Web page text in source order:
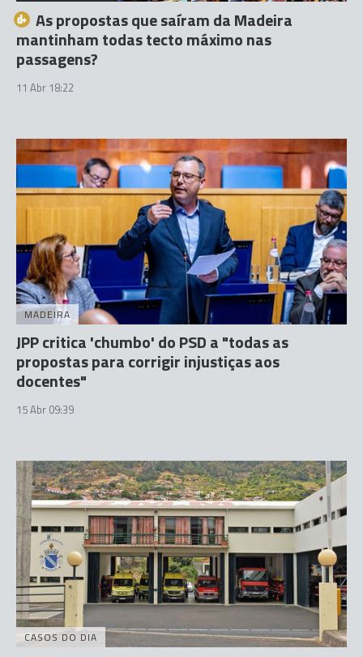
As propostas que saíram da Madeira
mantinham todas tecto máximo nas
passagens?
11 Abr 18:22
MADEIRA
JPP critica 'chumbo' do PSD a "todas as
propostas para corrigir injustiças aos
docentes"
15 Abr 09:39
CASOS DO DIA